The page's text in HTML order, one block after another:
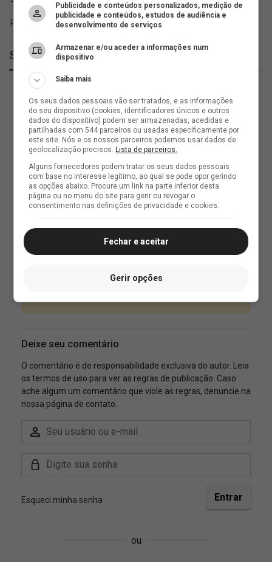
SuperVasco
Publicidade e conteúdos personalizados, medição de
publicidade e conteúdos, estudos de audiência e
desenvolvimento de serviços
Armazenar e/ou aceder a informações num
dispositivo
Saiba mais
Os seus dados pessoais vão ser tratados, e as informações
do seu dispositivo (cookies, identificadores únicos e outros
dados do dispositivo) podem ser armazenadas, acedidas e
partilhadas com 544 parceiros ou usadas especificamente por
este site. Nós e os nossos parceiros podemos usar dados de
geolocalização precisos.Lista de parceiros.
Alguns fornecedores podem tratar os seus dados pessoais
com base no interesse legítimo, ao qual se pode opor gerindo
as opções abaixo. Procure um link na parte inferior desta
página ou no menu do site para gerir ou revogar o
consentimento nas definições de privacidade e cookies.
Fechar e aceitar
Gerir opções